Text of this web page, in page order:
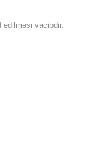
edilməsi vacibdir.